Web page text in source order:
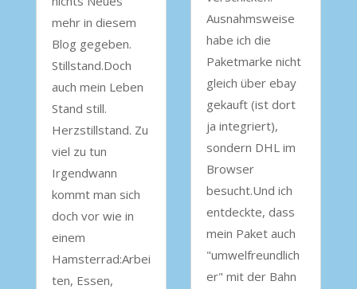
mehr in diesem
Blog gegeben.
Stillstand.Doch
auch mein Leben
Stand still.
Herzstillstand. Zu
viel zu tun
Irgendwann
kommt man sich
doch vor wie in
einem
Hamsterrad:Arbei
ten, Essen,
Ausnahmsweise
habe ich die
Paketmarke nicht
gleich über ebay
gekauft (ist dort
ja integriert),
sondern DHL im
Browser
besucht.Und ich
entdeckte, dass
mein Paket auch
"umwelfreundlich
er" mit der Bahn